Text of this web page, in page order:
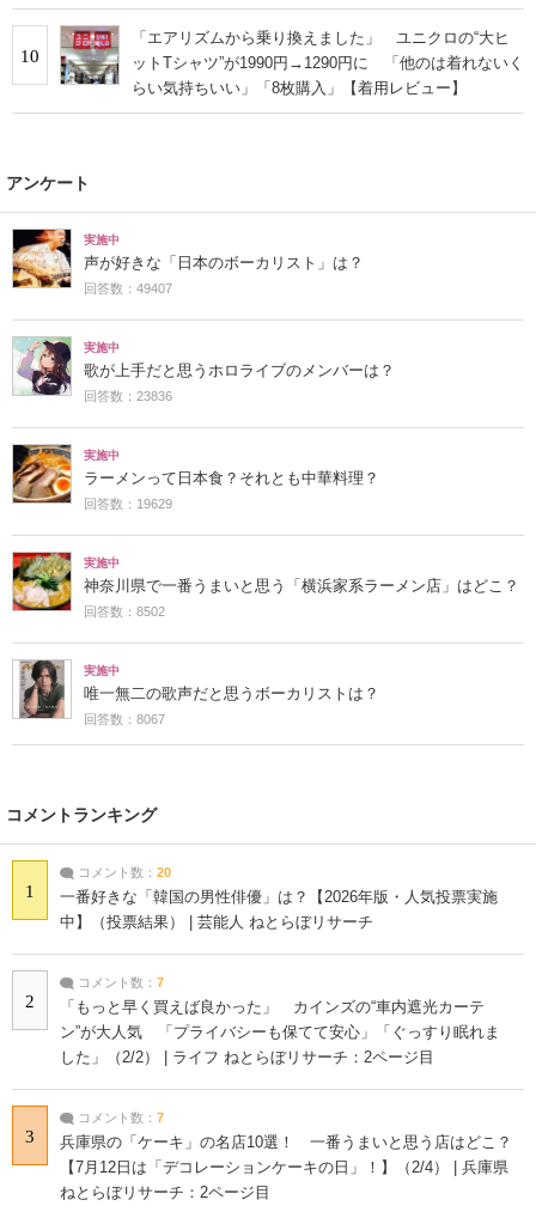
10
「エアリズムから乗り換えました」 ユニクロの“大ヒ
ットTシャツ”が1990円→1290円に 「他のは着れないく
らい気持ちいい」「8枚購入」【着用レビュー】
アンケート
実施中
声が好きな「日本のボーカリスト」は？
回答数：49407
実施中
歌が上手だと思うホロライブのメンバーは？
回答数：23836
実施中
ラーメンって日本食？それとも中華料理？
回答数：19629
実施中
神奈川県で一番うまいと思う「横浜家系ラーメン店」はどこ？
回答数：8502
実施中
唯一無二の歌声だと思うボーカリストは？
回答数：8067
コメントランキング
1
コメント数： 20
一番好きな「韓国の男性俳優」は？【2026年版・人気投票実施
中】（投票結果） | 芸能人 ねとらぼリサーチ
2
コメント数： 7
「もっと早く買えば良かった」 カインズの“車内遮光カーテ
ン”が大人気 「プライバシーも保てて安心」「ぐっすり眠れま
した」（2/2） | ライフ ねとらぼリサーチ：2ページ目
3
コメント数： 7
兵庫県の「ケーキ」の名店10選！ 一番うまいと思う店はどこ？
【7月12日は「デコレーションケーキの日」！】（2/4） | 兵庫県
ねとらぼリサーチ：2ページ目